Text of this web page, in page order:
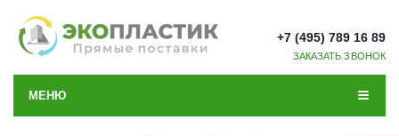
+7 (495) 789 16 89
ЗАКАЗАТЬ ЗВОНОК
МЕНЮ